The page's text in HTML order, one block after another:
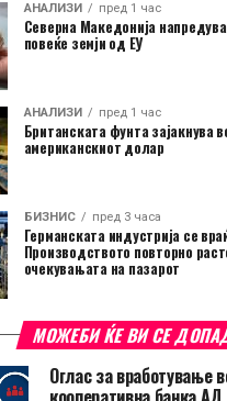
АНАЛИЗИ пред 1 час
Северна Македонија
повеќе земји од ЕУ
АНАЛИЗИ пред 1 час
Британската фунта зајакнува
американскиот долар
БИЗНИС пред 3 часа
Германската индустрија се
Производството повторно
очекувањата на пазарот
МОЖЕБИ ЌЕ ВИ СЕ
Оглас за вработување